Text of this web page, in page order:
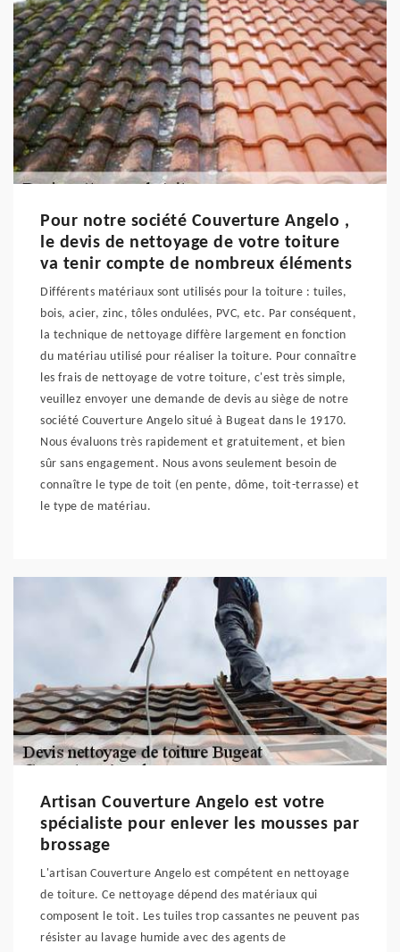
Pour notre société Couverture Angelo ,
le devis de nettoyage de votre toiture
va tenir compte de nombreux éléments
Différents matériaux sont utilisés pour la toiture : tuiles,
bois, acier, zinc, tôles ondulées, PVC, etc. Par conséquent,
la technique de nettoyage diffère largement en fonction
du matériau utilisé pour réaliser la toiture. Pour connaître
les frais de nettoyage de votre toiture, c'est très simple,
veuillez envoyer une demande de devis au siège de notre
société Couverture Angelo situé à Bugeat dans le 19170.
Nous évaluons très rapidement et gratuitement, et bien
sûr sans engagement. Nous avons seulement besoin de
connaître le type de toit (en pente, dôme, toit-terrasse) et
le type de matériau.
Artisan Couverture Angelo est votre
spécialiste pour enlever les mousses par
brossage
L'artisan Couverture Angelo est compétent en nettoyage
de toiture. Ce nettoyage dépend des matériaux qui
composent le toit. Les tuiles trop cassantes ne peuvent pas
résister au lavage humide avec des agents de